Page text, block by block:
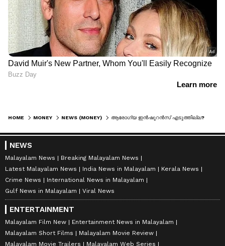
HOME MONEY NEWS (MONEY)
NEWS
Malayalam News
Breaking Malayalam News
Latest Malayalam News
India News in Malayalam
Kerala News
Crime News
International News in Malayalam
Gulf News in Malayalam
Viral News
ENTERTAINMENT
Malayalam Film New
Entertainment News in Malayalam
Malayalam Short Films
Malayalam Movie Review
Malayalam Movie Trailers
Malayalam Web Series